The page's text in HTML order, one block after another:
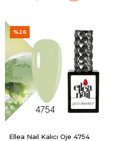
Ellea Nail Kalıcı Oje 4754
%26